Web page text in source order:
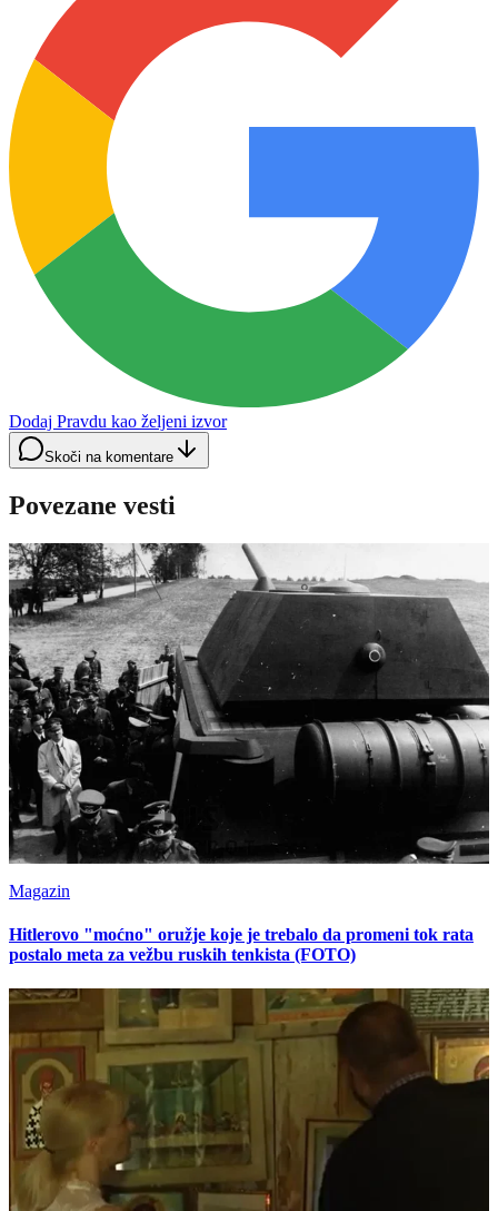
Dodaj Pravdu kao željeni izvor
Skoči na komentare
Povezane vesti
Magazin
Hitlerovo "moćno" oružje koje je trebalo da promeni tok rata
postalo meta za vežbu ruskih tenkista (FOTO)